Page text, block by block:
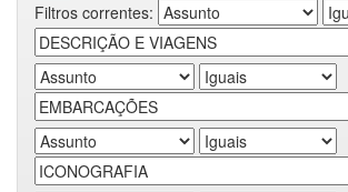
Filtros correntes: